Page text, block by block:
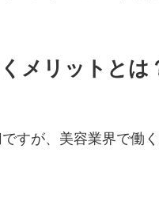
メリットとは
すが、美容業界で働